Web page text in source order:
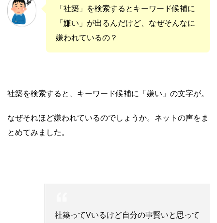
「社築」を検索するとキーワード候補に
「嫌い」が出るんだけど、なぜそんなに
嫌われているの？
社築を検索すると、キーワード候補に「嫌い」の文字が。
なぜそれほど嫌われているのでしょうか。ネットの声をま
とめてみました。
社築ってVいるけど自分の事賢いと思って